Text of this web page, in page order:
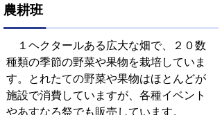
農耕班
１ヘクタールある広大な畑で、２０数
種類の季節の野菜や果物を栽培していま
す。とれたての野菜や果物はほとんどが
施設で消費していますが、各種イベント
やあすなろ祭でも販売しています。